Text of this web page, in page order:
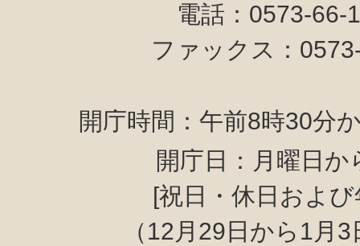
電話：0573-
ファックス：
開庁時間：午前8時30分
開庁日：月曜日か
[祝日・休日およ
（12月29日から1月